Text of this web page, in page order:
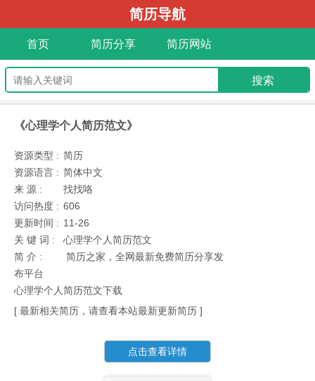
简历导航
首页 简历分享 简历网站
《心理学个人简历范文》
资源类型 : 简历
资源语言 : 简体中文
来 源 :
找找咯
访问热度 : 606
更新时间 : 11-26
关 键 词 :
心理学个人简历范文
简 介 :
简历之家，全网最新免费简历分享发
布平台
心理学个人简历范文下载
[ 最新相关简历，请查看本站最新更新简历 ]
点击查看详情